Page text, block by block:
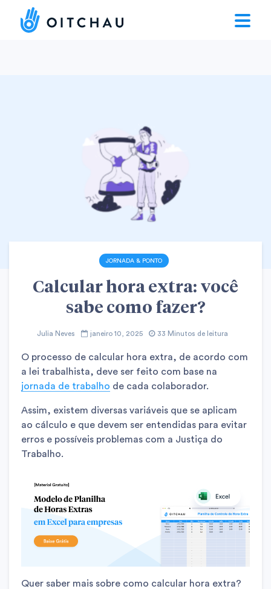
JORNADA & PONTO
Calcular hora extra: você
sabe como fazer?
Julia Neves janeiro 10, 2025 33 Minutos de leitura
O processo de calcular hora extra, de acordo com
a lei trabalhista, deve ser feito com base na
jornada de trabalho de cada colaborador.
Assim, existem diversas variáveis que se aplicam
ao cálculo e que devem ser entendidas para evitar
erros e possíveis problemas com a Justiça do
Trabalho.
Quer saber mais sobre como calcular hora extra?